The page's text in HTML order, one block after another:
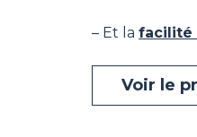
– Et la facilité
Voir le